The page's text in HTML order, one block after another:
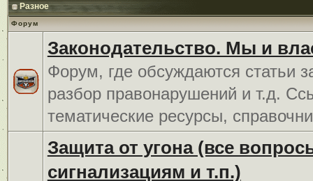
Разное
Форум
Законодательство. Мы и
Форум, где обсуждаются статьи
разбор правонарушений и т.д.
тематические ресурсы,
Защита от угона (все
сигнализациям и т.п.)